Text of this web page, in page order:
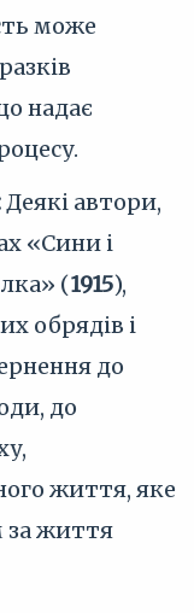
може
надає
Деякі автори,
«Сини і
(1915),
обрядів і
до
до
життя, яке
за життя